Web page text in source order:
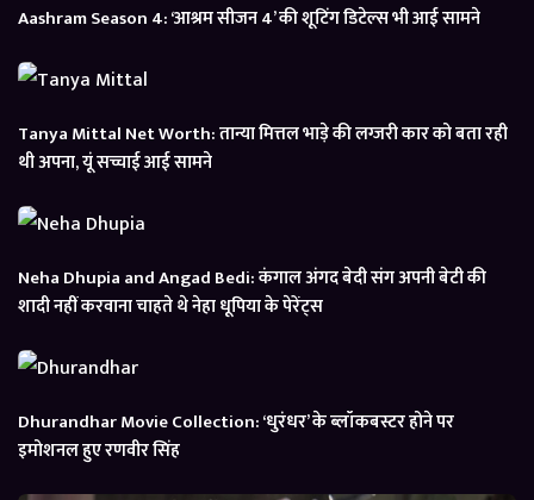
Aashram Season 4: ‘आश्रम सीजन 4’ की शूटिंग डिटेल्स भी आई सामने
Tanya Mittal Net Worth: तान्या मित्तल भाड़े की लग्जरी कार को बता रही
थी अपना, यूं सच्चाई आई सामने
Neha Dhupia and Angad Bedi: कंगाल अंगद बेदी संग अपनी बेटी की
शादी नहीं करवाना चाहते थे नेहा धूपिया के पेरेंट्स
Dhurandhar Movie Collection: ‘धुरंधर’ के ब्लॉकबस्टर होने पर
इमोशनल हुए रणवीर सिंह